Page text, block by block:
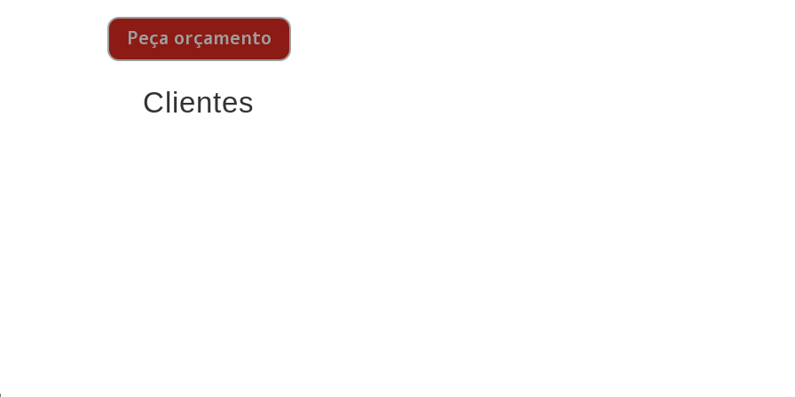
Peça orçamento
Clientes